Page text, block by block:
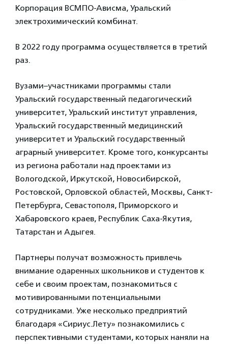
Корпорация ВСМПО-Ависма, Уральский
электрохимический комбинат.
В 2022 году программа осуществляется в третий
раз.
Вузами–участниками программы стали
Уральский государственный педагогический
университет, Уральский институт управления,
Уральский государственный медицинский
университет и Уральский государственный
аграрный университет. Кроме того, конкурсанты
из региона работали над проектами из
Вологодской, Иркутской, Новосибирской,
Ростовской, Орловской областей, Москвы, Санкт-
Петербурга, Севастополя, Приморского и
Хабаровского краев, Республик Саха-Якутия,
Татарстан и Адыгея.
Партнеры получат возможность привлечь
внимание одаренных школьников и студентов к
себе и своим проектам, познакомиться с
мотивированными потенциальными
сотрудниками. Уже несколько предприятий
благодаря «Сириус.Лету» познакомились с
перспективными студентами, которых наняли на